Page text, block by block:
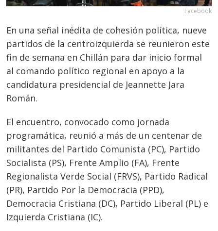
Facebook
En una señal inédita de cohesión política, nueve
partidos de la centroizquierda se reunieron este
fin de semana en Chillán para dar inicio formal
al comando político regional en apoyo a la
candidatura presidencial de Jeannette Jara
Román.
El encuentro, convocado como jornada
programática, reunió a más de un centenar de
militantes del Partido Comunista (PC), Partido
Socialista (PS), Frente Amplio (FA), Frente
Regionalista Verde Social (FRVS), Partido Radical
(PR), Partido Por la Democracia (PPD),
Democracia Cristiana (DC), Partido Liberal (PL) e
Izquierda Cristiana (IC).